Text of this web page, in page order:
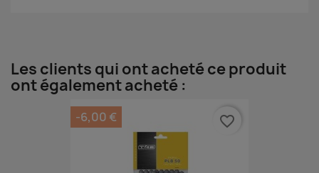
Les clients qui ont acheté ce produit
ont également acheté :
-6,00 € favorite_border